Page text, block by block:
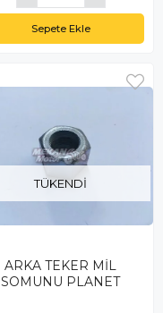
Sepete Ekle
TÜKENDI
ARKA TEKER MİL
SOMUNU PLANET